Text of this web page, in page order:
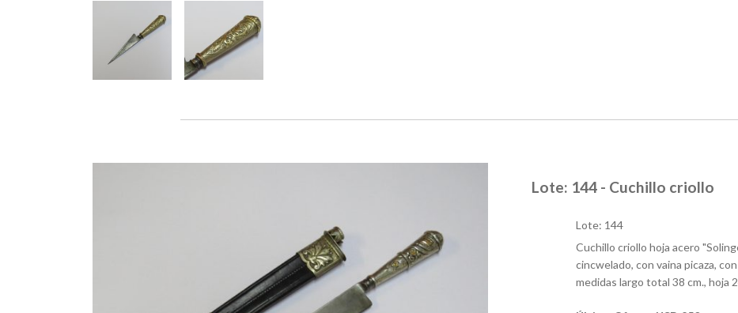
Lote: 144 - Cuchillo criollo
Lote: 144
Cuchillo criollo hoja acero
cincwelado, con vaina picaza,
medidas largo total 38 cm., hoja